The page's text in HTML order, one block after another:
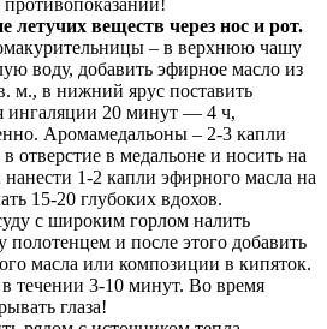
летучих веществ через нос и рот.
– в верхнюю чашу
воду, добавить эфирное масло из
м., в нижний ярус поставить
ингаляции 20 минут — 4 ч,
Аромамедальоны – 2-3 капли
отверстие в медальоне и носить на
нанести 1-2 капли эфирного масла на
15-20 глубоких вдохов.
с широким горлом налить
полотенцем и после этого добавить
масла или композиции в кипяток.
течении 3-10 минут. Во время
глаза!